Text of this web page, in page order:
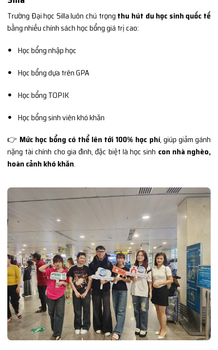
Trường Đại học Silla luôn chú trọng thu hút du học sinh quốc tế
bằng nhiều chính sách học bổng giá trị cao:
Học bổng nhập học
Học bổng dựa trên GPA
Học bổng TOPIK
Học bổng sinh viên khó khăn
👉 Mức học bổng có thể lên tới 100% học phí, giúp giảm gánh
nặng tài chính cho gia đình, đặc biệt là học sinh con nhà nghèo,
hoàn cảnh khó khăn.